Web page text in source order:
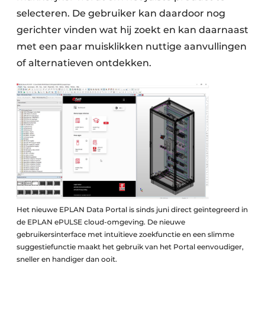
selecteren. De gebruiker kan daardoor nog
gerichter vinden wat hij zoekt en kan daarnaast
met een paar muisklikken nuttige aanvullingen
of alternatieven ontdekken.
Het nieuwe EPLAN Data Portal is sinds juni direct geïntegreerd in
de EPLAN ePULSE cloud-omgeving. De nieuwe
gebruikersinterface met intuïtieve zoekfunctie en een slimme
suggestiefunctie maakt het gebruik van het Portal eenvoudiger,
sneller en handiger dan ooit.